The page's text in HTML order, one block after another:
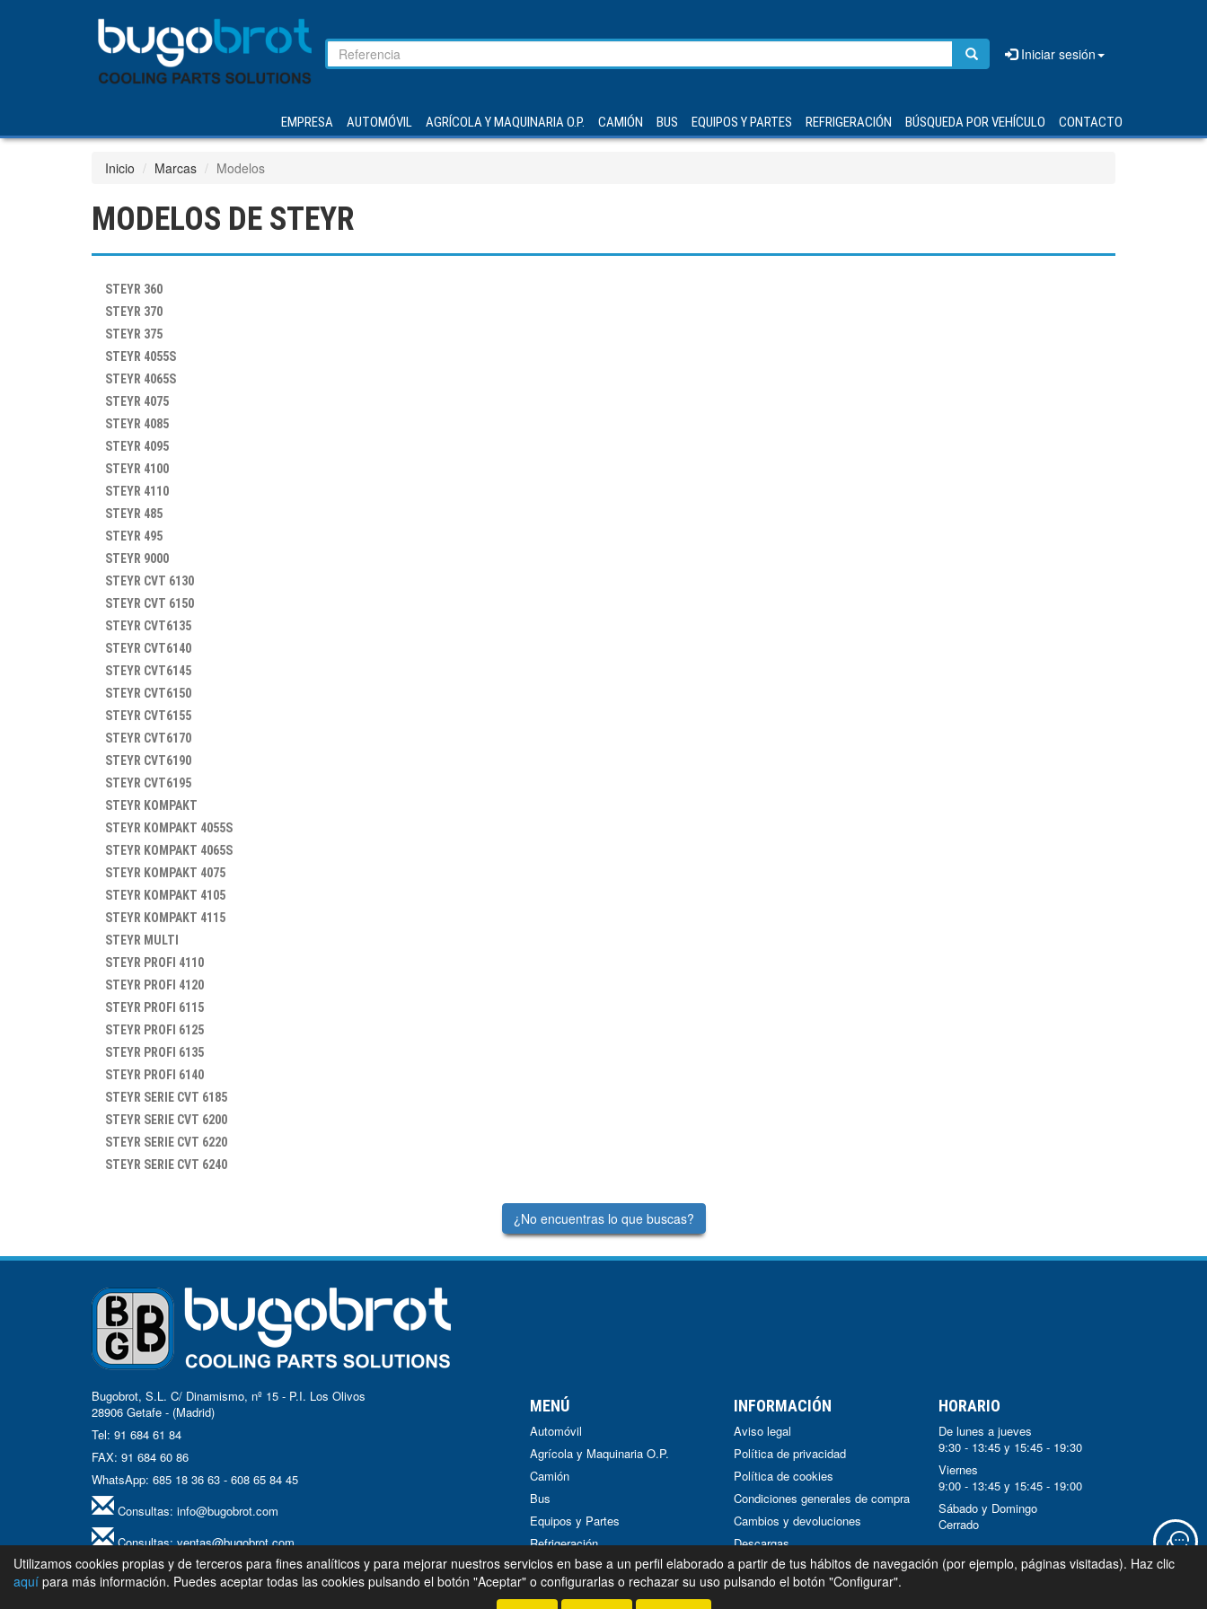
Iniciar sesión
EMPRESA AUTOMÓVIL AGRÍCOLA Y MAQUINARIA O.P. CAMIÓN BUS EQUIPOS Y PARTES REFRIGERACIÓN BÚSQUEDA POR VEHÍCULO CONTACTO
Inicio Marcas Modelos
MODELOS DE STEYR
STEYR 360
STEYR 370
STEYR 375
STEYR 4055S
STEYR 4065S
STEYR 4075
STEYR 4085
STEYR 4095
STEYR 4100
STEYR 4110
STEYR 485
STEYR 495
STEYR 9000
STEYR CVT 6130
STEYR CVT 6150
STEYR CVT6135
STEYR CVT6140
STEYR CVT6145
STEYR CVT6150
STEYR CVT6155
STEYR CVT6170
STEYR CVT6190
STEYR CVT6195
STEYR KOMPAKT
STEYR KOMPAKT 4055S
STEYR KOMPAKT 4065S
STEYR KOMPAKT 4075
STEYR KOMPAKT 4105
STEYR KOMPAKT 4115
STEYR MULTI
STEYR PROFI 4110
STEYR PROFI 4120
STEYR PROFI 6115
STEYR PROFI 6125
STEYR PROFI 6135
STEYR PROFI 6140
STEYR SERIE CVT 6185
STEYR SERIE CVT 6200
STEYR SERIE CVT 6220
STEYR SERIE CVT 6240
¿No encuentras lo que buscas?
Bugobrot, S.L. C/ Dinamismo, nº 15 - P.I. Los Olivos
28906 Getafe - (Madrid)
Tel: 91 684 61 84
FAX: 91 684 60 86
WhatsApp: 685 18 36 63 - 608 65 84 45
Consultas: info@bugobrot.com
Consultas:ventas@bugobrot.com
Síguenos en LinkedIn...
MENÚ
Automóvil
Agrícola y Maquinaria O.P.
Camión
Bus
Equipos y Partes
Refrigeración
Búsqueda por vehículo
INFORMACIÓN
Aviso legal
Política de privacidad
Política de cookies
Condiciones generales de compra
Cambios y devoluciones
Descargas
HORARIO
De lunes a jueves
9:30 - 13:45 y 15:45 - 19:30
Viernes
9:00 - 13:45 y 15:45 - 19:00
Sábado y Domingo
Cerrado
Utilizamos cookies propias y de terceros para fines analíticos y para mejorar nuestros servicios en base a un perfil elaborado a partir de tus hábitos de navegación (por ejemplo, páginas visitadas). Haz clic
aquí para más información. Puedes aceptar todas las cookies pulsando el botón "Aceptar" o configurarlas o rechazar su uso pulsando el botón "Configurar".